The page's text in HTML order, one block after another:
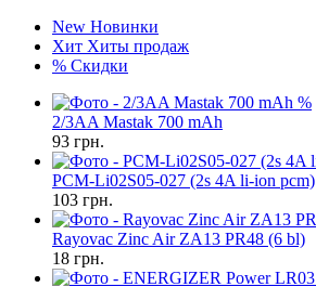
New Новинки
Хит Хиты продаж
% Скидки
%
2/3AA Mastak 700 mAh
93 грн.
PCM-Li02S05-027 (2s 4A li-ion pcm)
103 грн.
Rayovac Zinc Air ZA13 PR48 (6 bl)
18 грн.